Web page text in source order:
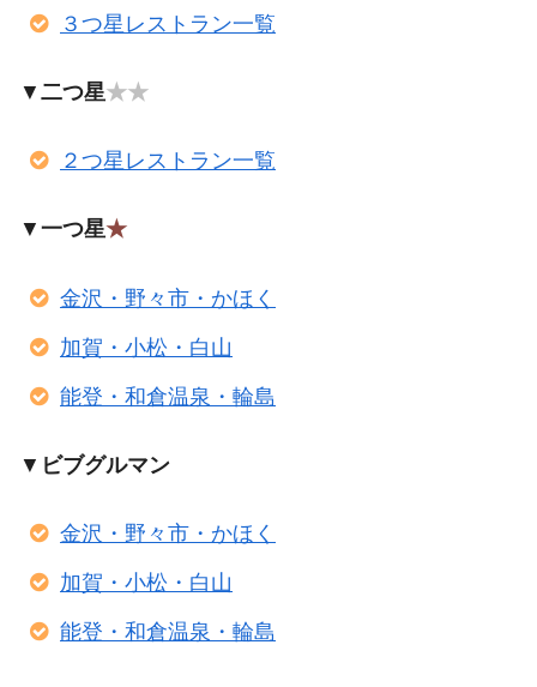
３つ星レストラン一覧
▼ 二つ星★★
２つ星レストラン一覧
▼ 一つ星★
金沢・野々市・かほく
加賀・小松・白山
能登・和倉温泉・輪島
▼ ビブグルマン
金沢・野々市・かほく
加賀・小松・白山
能登・和倉温泉・輪島